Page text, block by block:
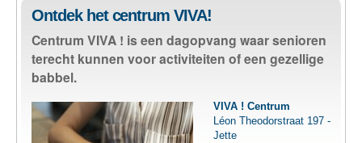
HET OCMW
MAATSCHAPPELIJK WELZIJN
TEWERKSTELLING
Ontdek het centrum VIVA!
Centrum VIVA ! is een dagopvang waar senioren
terecht kunnen voor activiteiten of een gezellige
babbel.
VIVA ! Centrum
Léon Theodorstraat 197 -
Jette